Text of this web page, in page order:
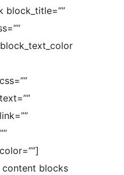
block_title=””
blocks